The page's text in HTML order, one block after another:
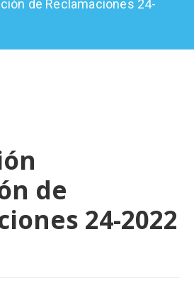
de Reclamaciones 24-
de
24-2022